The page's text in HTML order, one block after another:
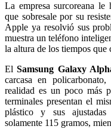
La empresa surcoreana le
que sobresale por su
Apple ya resolvió sus
muestra un teléfono
la altura de los tiempos que
ElSamsung Galaxy
carcasa en
realidad es un poco más
terminales presentan el
plástico y sus
solamente 115 gramos,